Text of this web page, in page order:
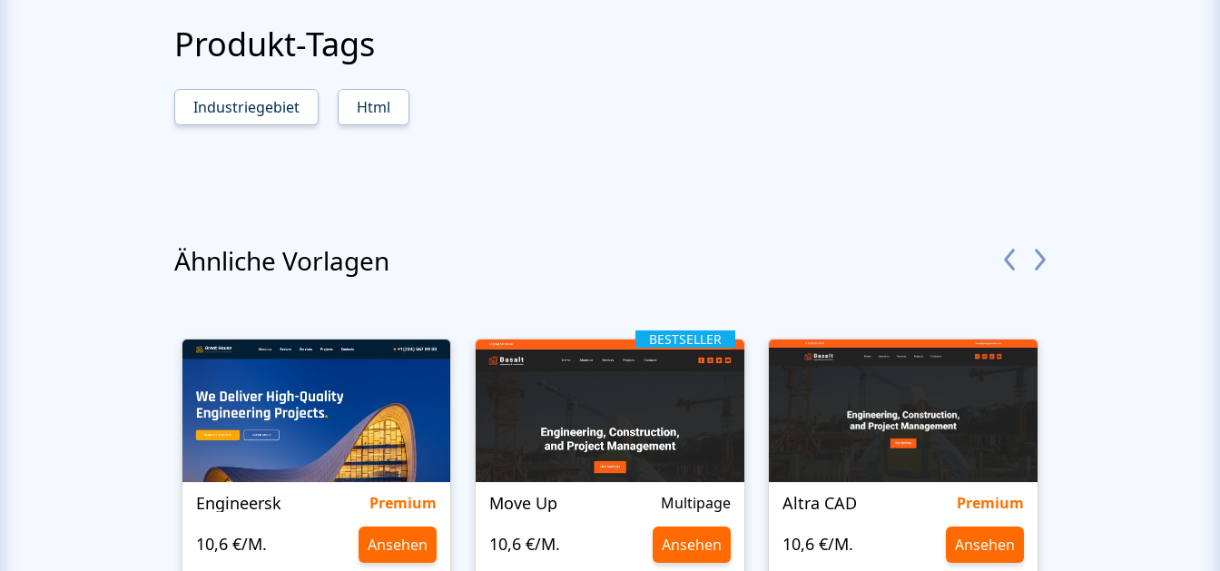
Produkt-Tags
Industriegebiet Html
Ähnliche Vorlagen
Engineersk Premium
10,6 €/M. Ansehen
BESTSELLER
Move Up Multipage
10,6 €/M. Ansehen
Altra CAD Premium
10,6 €/M. Ansehen